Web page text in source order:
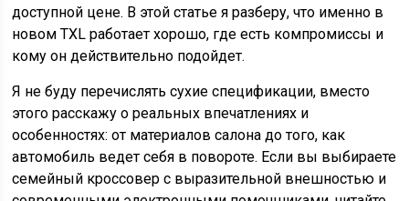
доступной цене. В этой статье я разберу, что именно в
новом TXL работает хорошо, где есть компромиссы и
кому он действительно подойдет.
Я не буду перечислять сухие спецификации, вместо
этого расскажу о реальных впечатлениях и
особенностях: от материалов салона до того, как
автомобиль ведет себя в повороте. Если вы выбираете
семейный кроссовер с выразительной внешностью и